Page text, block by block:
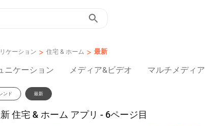
ケーション > 住宅 & ホーム > 最新
ニケーション メディア&ビデオ マルチメディア
ンド 最新
住宅 & ホーム アプリ - 6ページ目